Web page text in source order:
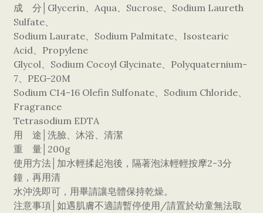
成 分│Glycerin、Aqua、Sucrose、Sodium Laureth
Sulfate、
Sodium Laurate、Sodium Palmitate、Isostearic
Acid、Propylene
Glycol、Sodium Cocoyl Glycinate、Polyquaternium-
7、PEG-20M
Sodium C14-16 Olefin Sulfonate、Sodium Chloride、
Fragrance
Tetrasodium EDTA
用 途│洗臉、沐浴、清潔
重 量│200g
使用方法│加水輕揉起泡後，隔著泡沫輕輕按摩2-3分
鐘，再用清
水沖洗即可，用畢請讓皂體保持乾燥。
注意事項│如遇肌膚不適請暫停使用/請置於幼童無法取